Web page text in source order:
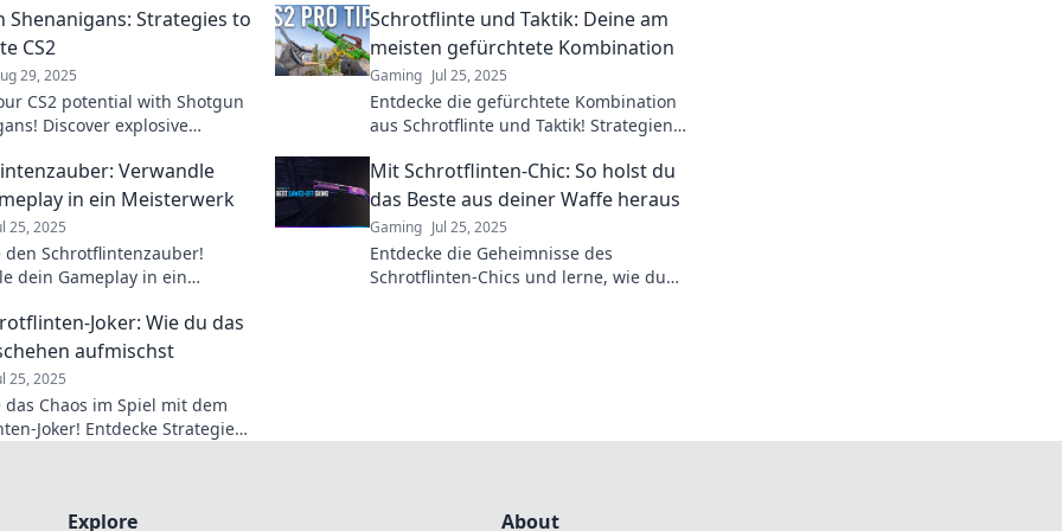
Shenanigans: Strategies to
CS2
29, 2025
CS2 potential with Shotgun
Discover explosive
and elevate your gameplay!
Schrotflinte und Taktik: Deine am
meisten gefürchtete Kombination
Gaming Jul 25, 2025
Entdecke die gefürchtete Kombination
aus Schrotflinte und Taktik! Strategien
entscheidenden Vorteil verschaffen.
Verwandle
in ein Meisterwerk
25, 2025
den Schrotflintenzauber!
dein Gameplay in ein
hinter dir!
Mit Schrotflinten-Chic: So holst du
das Beste aus deiner Waffe heraus
Gaming Jul 25, 2025
Entdecke die Geheimnisse des
Schrotflinten-Chics und lerne, wie du
Joker: Wie du das
aufmischst
25, 2025
das Chaos im Spiel mit dem
Joker! Entdecke Strategien,
Explore About